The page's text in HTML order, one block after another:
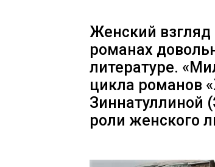
Женский взгляд
романах
литературе.
цикла романов
Зиннатуллиной
роли женского